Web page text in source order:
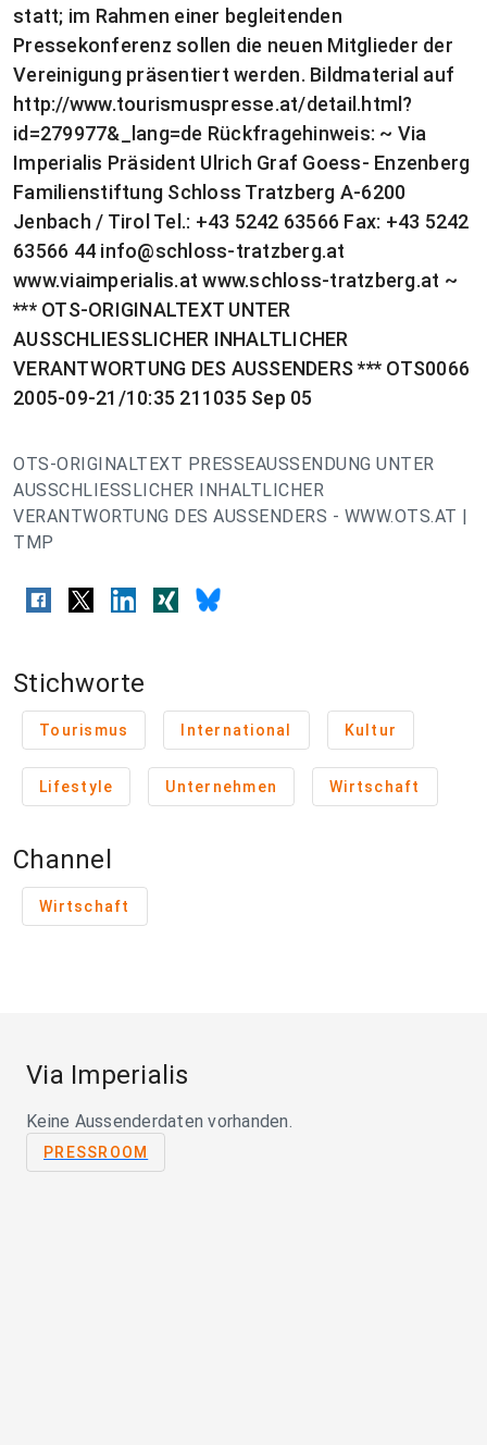
statt; im Rahmen einer begleitenden
Pressekonferenz sollen die neuen Mitglieder der
Vereinigung präsentiert werden. Bildmaterial auf
http://www.tourismuspresse.at/detail.html?
id=279977&_lang=de Rückfragehinweis: ~ Via
Imperialis Präsident Ulrich Graf Goess- Enzenberg
Familienstiftung Schloss Tratzberg A-6200
Jenbach / Tirol Tel.: +43 5242 63566 Fax: +43 5242
63566 44 info@schloss-tratzberg.at
www.viaimperialis.at www.schloss-tratzberg.at ~
*** OTS-ORIGINALTEXT UNTER
AUSSCHLIESSLICHER INHALTLICHER
VERANTWORTUNG DES AUSSENDERS *** OTS0066
2005-09-21/10:35 211035 Sep 05
OTS-ORIGINALTEXT PRESSEAUSSENDUNG UNTER
AUSSCHLIESSLICHER INHALTLICHER
VERANTWORTUNG DES AUSSENDERS - WWW.OTS.AT |
TMP
Stichworte
Tourismus International Kultur
Lifestyle Unternehmen Wirtschaft
Channel
Wirtschaft
Via Imperialis
Keine Aussenderdaten vorhanden.
PRESSROOM